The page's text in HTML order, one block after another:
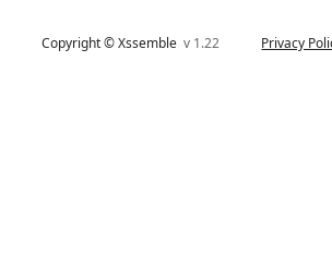
Copyright © Xssemblev 1.22 Privacy